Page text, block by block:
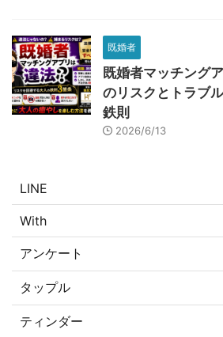
既婚者
既婚者マッチング
のリスクとトラブ
鉄則
2026/6/13
LINE
With
アンケート
タップル
ティンダー